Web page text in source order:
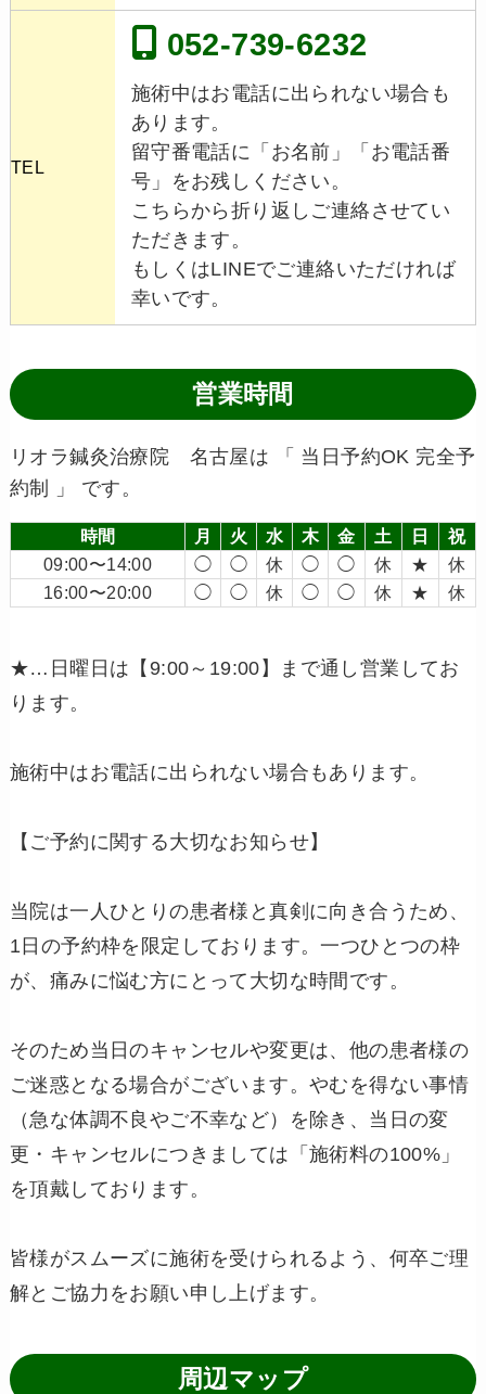
TEL
052-739-6232
施術中はお電話に出られない場合も
あります。
留守番電話に「お名前」「お電話番
号」をお残しください。
こちらから折り返しご連絡させてい
ただきます。
もしくはLINEでご連絡いただければ
幸いです。
営業時間
リオラ鍼灸治療院 名古屋は 「 当日予約OK 完全予
約制 」 です。
時間 月 火 水 木 金 土 日
祝
09:00〜14:00
◯ ◯ 休 ◯ ◯ 休 ★
休
16:00〜20:00
◯ ◯ 休 ◯ ◯ 休 ★ 休
★…日曜日は【9:00～19:00】まで通し営業してお
ります。
施術中はお電話に出られない場合もあります。
【ご予約に関する大切なお知らせ】
当院は一人ひとりの患者様と真剣に向き合うため、
1日の予約枠を限定しております。一つひとつの枠
が、痛みに悩む方にとって大切な時間です。
そのため当日のキャンセルや変更は、他の患者様の
ご迷惑となる場合がございます。やむを得ない事情
（急な体調不良やご不幸など）を除き、当日の変
更・キャンセルにつきましては「施術料の100%」
を頂戴しております。
皆様がスムーズに施術を受けられるよう、何卒ご理
解とご協力をお願い申し上げます。
周辺マップ